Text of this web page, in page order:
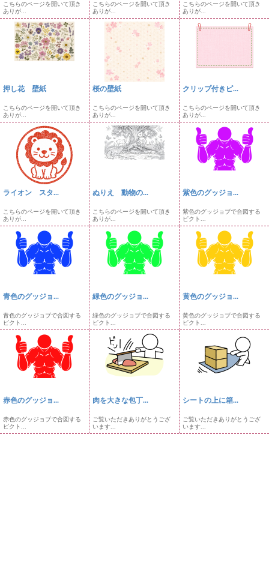
こちらのページを開いて頂き
ありが...
こちらのページを開いて頂き
ありが...
こちらのページを開いて頂き
ありが...
押し花 壁紙
こちらのページを開いて頂き
ありが...
桜の壁紙
こちらのページを開いて頂き
ありが...
クリップ付きピ...
こちらのページを開いて頂き
ありが...
ライオン スタ...
こちらのページを開いて頂き
ありが...
ぬりえ 動物の...
こちらのページを開いて頂き
ありが...
紫色のグッジョ...
紫色のグッジョブで合図する
ピクト...
青色のグッジョ...
青色のグッジョブで合図する
ピクト...
緑色のグッジョ...
緑色のグッジョブで合図する
ピクト...
黄色のグッジョ...
黄色のグッジョブで合図する
ピクト...
赤色のグッジョ...
赤色のグッジョブで合図する
ピクト...
肉を大きな包丁...
ご覧いただきありがとうござ
います...
シートの上に箱...
ご覧いただきありがとうござ
います...